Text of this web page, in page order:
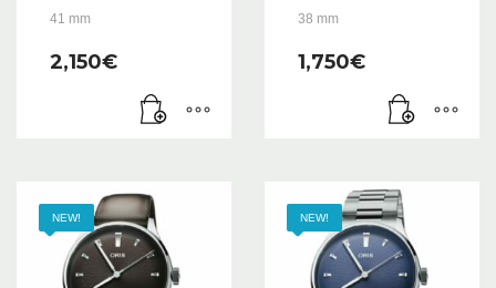
41 mm
2,150€
38 mm
1,750€
NEW! NEW!